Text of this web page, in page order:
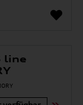
line